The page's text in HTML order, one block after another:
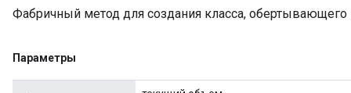
Фабричный метод для создания класса,
Параметры